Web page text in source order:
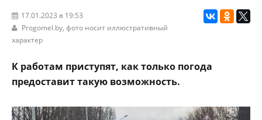
17.01.2023 в 19:53
Progomel.by, фото носит иллюстративный
характер
К работам приступят, как только погода
предоставит такую возможность.